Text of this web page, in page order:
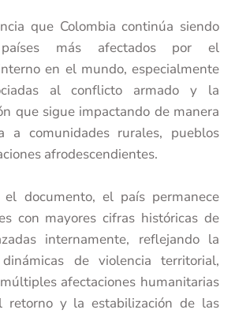
que Colombia continúa siendo
más afectados por el
en el mundo, especialmente
al conflicto armado y la
que sigue impactando de manera
a comunidades rurales, pueblos
afrodescendientes.
documento, el país permanece
con mayores cifras históricas de
internamente, reflejando la
de violencia territorial,
afectaciones humanitarias
retorno y la estabilización de las